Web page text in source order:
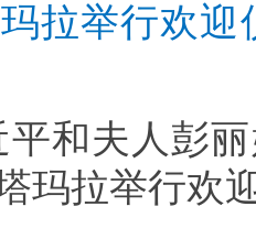
拉举行欢
和夫人彭
玛拉举行欢